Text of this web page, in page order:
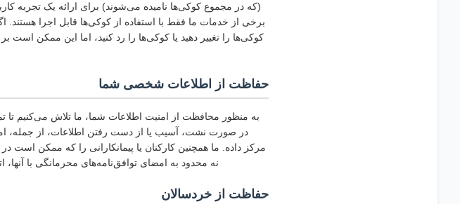
(که در مجموع کوکی‌ها نامیده می‌شوند) برای ارائه یک تجربه
برخی از خدمات ما فقط با استفاده از کوکی‌ها قابل اجرا
کوکی‌ها را تغییر دهید یا کوکی‌ها را رد کنید، اما این ممکن
حفاظت از اطلاعات شخصی شما
به منظور محافظت از امنیت اطلاعات شما، ما تلاش می‌کنیم تا
مرکز داده. ما همچنین کارکنان یا پیمانکارانی را که ممکن
نه محدود به امضای توافق‌نامه‌های محرمانگی با
حفاظت از خردسالان